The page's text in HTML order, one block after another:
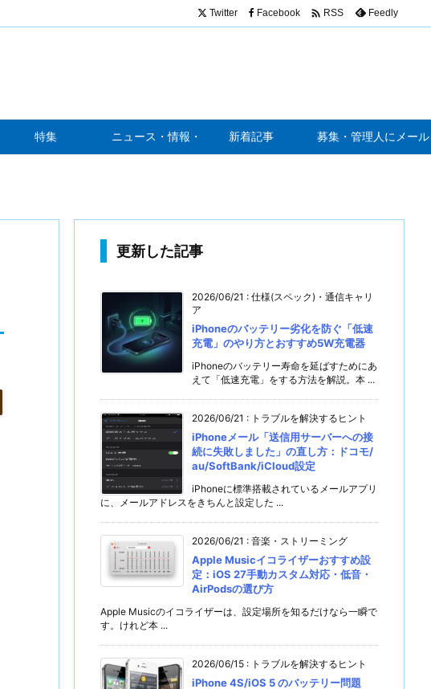
特集 ニュース・情報・噂 新着記事 募集・管理人にメール
Twitter Facebook  RSS Feedly
更新した記事
2026/06/21 : 仕様(スペック)・通信キャリ
ア
iPhoneのバッテリー劣化を防ぐ「低速
充電」のやり方とおすすめ5W充電器
iPhoneのバッテリー寿命を延ばすためにあ
えて「低速充電」をする方法を解説。本 ...
2026/06/21 : トラブルを解決するヒント
iPhoneメール「送信用サーバーへの接
続に失敗しました」の直し方：ドコモ/
au/SoftBank/iCloud設定
iPhoneに標準搭載されているメールアプリ
に、メールアドレスをきちんと設定した ...
2026/06/21 : 音楽・ストリーミング
Apple Musicイコライザーおすすめ設
定：iOS 27手動カスタム対応・低音・
AirPodsの選び方
Apple Musicのイコライザーは、設定場所を知るだけなら一瞬で
す。けれど本 ...
2026/06/15 : トラブルを解決するヒント
iPhone 4S/iOS 5 のバッテリー問題